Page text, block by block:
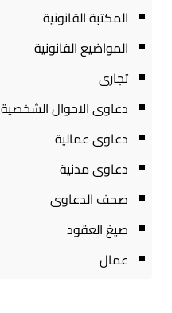
المكتبة القانونية
المواضيع القانونية
تجارى
دعاوى الاحوال الشخصية
دعاوى عمالية
دعاوى مدنية
صحف الدعاوى
صيغ العقود
عمال